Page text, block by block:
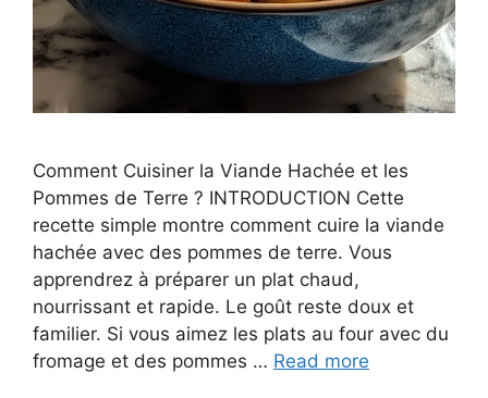
Comment Cuisiner la Viande Hachée et les
Pommes de Terre ? INTRODUCTION Cette
recette simple montre comment cuire la viande
hachée avec des pommes de terre. Vous
apprendrez à préparer un plat chaud,
nourrissant et rapide. Le goût reste doux et
familier. Si vous aimez les plats au four avec du
fromage et des pommes … Read more